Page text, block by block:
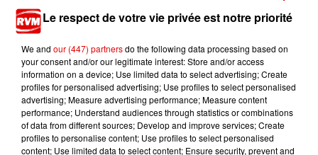
TITRES DIFFUSÉS
6h03
6h03 6h00
6h00 5h56
5h56
Le respect de votre vie privée est notre priorité
We and our (447) partnersdo the following data processing based on
your consent and/or our legitimate interest: Store and/or access
information on a device; Use limited data to select advertising; Create
profiles for personalised advertising; Use profiles to select personalised
advertising; Measure advertising performance; Measure content
performance; Understand audiences through statistics or combinations
of data from different sources; Develop and improve services; Create
profiles to personalise content; Use profiles to select personalised
content; Use limited data to select content; Ensure security, prevent and